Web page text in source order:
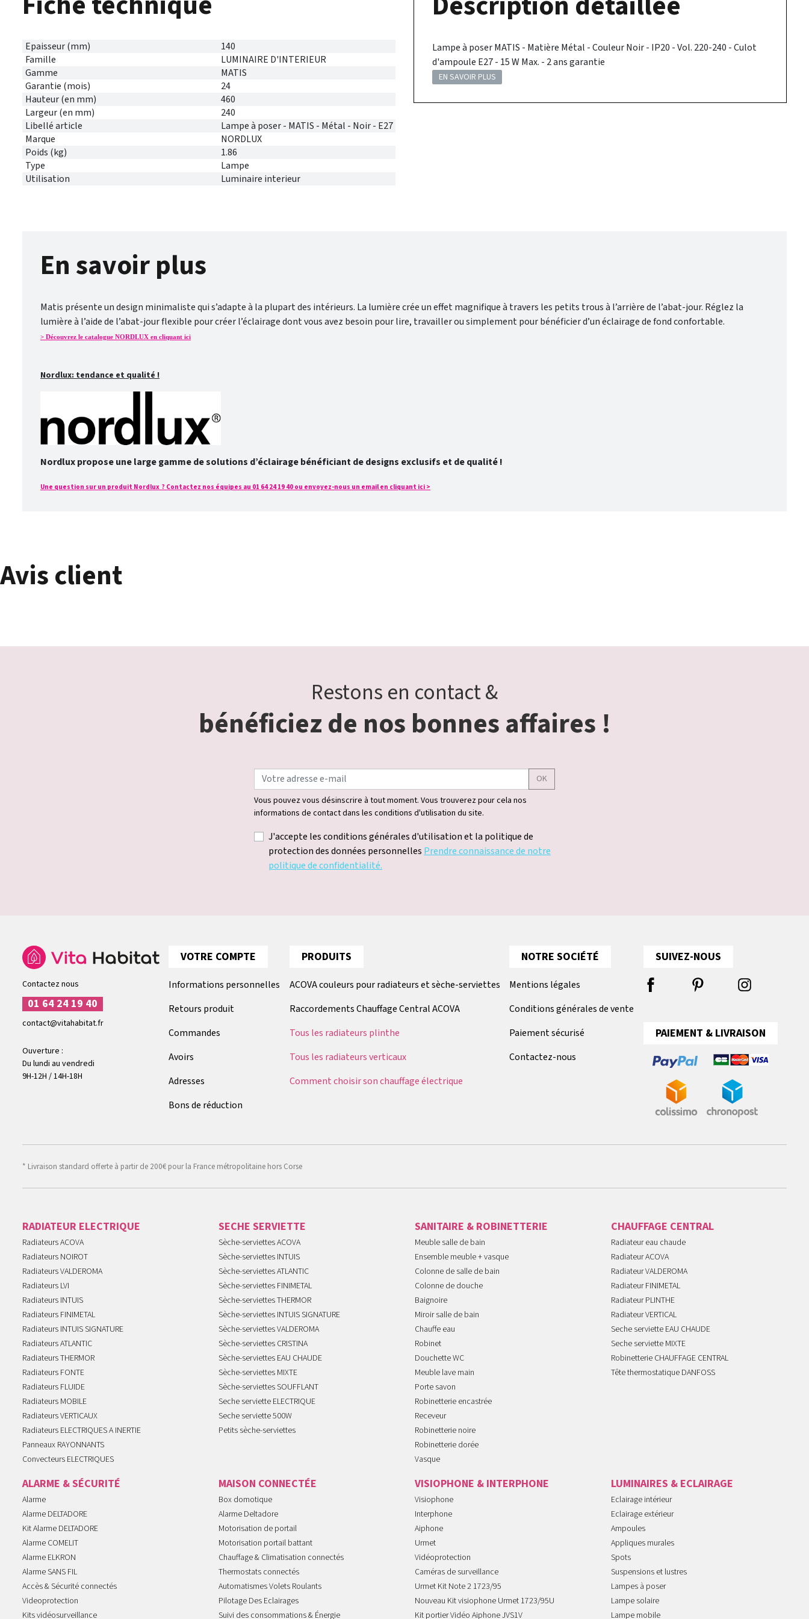
Epaisseur (mm)
140
Famille
LUMINAIRE D'INTERIEUR
Gamme
MATIS
Garantie (mois)
24
Hauteur (en mm)
460
Largeur (en mm)
240
Libellé article
Lampe à poser - MATIS - Métal - Noir - E27
Marque
NORDLUX
Poids (kg)
1.86
Type
Lampe
Utilisation
Luminaire interieur
Lampe à poser MATIS - Matière Métal - Couleur Noir - IP20 - Vol. 220-240 - Culot
d'ampoule E27 - 15 W Max. - 2 ans garantie
EN SAVOIR PLUS
En savoir plus
Matis présente un design minimaliste qui s’adapte à la plupart des intérieurs. La lumière crée un effet magnifique à travers les petits trous à l’arrière de l’abat-jour. Réglez la
lumière à l’aide de l’abat-jour flexible pour créer l’éclairage dont vous avez besoin pour lire, travailler ou simplement pour bénéficier d’un éclairage de fond confortable.
> Découvrez le catalogue NORDLUX en cliquant ici
Nordlux: tendance et qualité !
Nordlux propose une large gamme de solutions d’éclairage bénéficiant de designs exclusifs et de qualité !
Une question sur un produit Nordlux ? Contactez nos équipes au 01 64 24 19 40 ou envoyez-nous un email en cliquant ici >
Avis client
Restons en contact &
bénéficiez de nos bonnes affaires !
OK
Vous pouvez vous désinscrire à tout moment. Vous trouverez pour cela nos
informations de contact dans les conditions d'utilisation du site.
J'accepte les conditions générales d'utilisation et la politique de
protection des données personnelles Prendre connaissance de notre
politique de confidentialité.
Contactez nous
01 64 24 19 40
contact@vitahabitat.fr
Ouverture :
Du lundi au vendredi
9H-12H / 14H-18H
VOTRE COMPTE
Informations personnelles
Retours produit
Commandes
Avoirs
Adresses
Bons de réduction
PRODUITS
ACOVA couleurs pour radiateurs et sèche-serviettes
Raccordements Chauffage Central ACOVA
Tous les radiateurs plinthe
Tous les radiateurs verticaux
Comment choisir son chauffage électrique
NOTRE SOCIÉTÉ
Mentions légales
Conditions générales de vente
Paiement sécurisé
Contactez-nous
SUIVEZ-NOUS
PAIEMENT & LIVRAISON
* Livraison standard offerte à partir de 200€ pour la France métropolitaine hors Corse
RADIATEUR ELECTRIQUE
Radiateurs ACOVA
Radiateurs NOIROT
Radiateurs VALDEROMA
Radiateurs LVI
Radiateurs INTUIS
Radiateurs FINIMETAL
Radiateurs INTUIS SIGNATURE
Radiateurs ATLANTIC
Radiateurs THERMOR
Radiateurs FONTE
Radiateurs FLUIDE
Radiateurs MOBILE
Radiateurs VERTICAUX
Radiateurs ELECTRIQUES A INERTIE
Panneaux RAYONNANTS
Convecteurs ELECTRIQUES
SECHE SERVIETTE
Sèche-serviettes ACOVA
Sèche-serviettes INTUIS
Sèche-serviettes ATLANTIC
Sèche-serviettes FINIMETAL
Sèche-serviettes THERMOR
Sèche-serviettes INTUIS SIGNATURE
Sèche-serviettes VALDEROMA
Sèche-serviettes CRISTINA
Sèche-serviettes EAU CHAUDE
Sèche-serviettes MIXTE
Sèche-serviettes SOUFFLANT
Seche serviette ELECTRIQUE
Seche serviette 500W
Petits sèche-serviettes
SANITAIRE & ROBINETTERIE
Meuble salle de bain
Ensemble meuble + vasque
Colonne de salle de bain
Colonne de douche
Baignoire
Miroir salle de bain
Chauffe eau
Robinet
Douchette WC
Meuble lave main
Porte savon
Robinetterie encastrée
Receveur
Robinetterie noire
Robinetterie dorée
Vasque
CHAUFFAGE CENTRAL
Radiateur eau chaude
Radiateur ACOVA
Radiateur VALDEROMA
Radiateur FINIMETAL
Radiateur PLINTHE
Radiateur VERTICAL
Seche serviette EAU CHAUDE
Seche serviette MIXTE
Robinetterie CHAUFFAGE CENTRAL
Tête thermostatique DANFOSS
ALARME & SÉCURITÉ
Alarme
Alarme DELTADORE
Kit Alarme DELTADORE
Alarme COMELIT
Alarme ELKRON
Alarme SANS FIL
Accès & Sécurité connectés
Videoprotection
Kits vidéosurveillance
MAISON CONNECTÉE
Box domotique
Alarme Deltadore
Motorisation de portail
Motorisation portail battant
Chauffage & Climatisation connectés
Thermostats connectés
Automatismes Volets Roulants
Pilotage Des Eclairages
Suivi des consommations & Énergie
VISIOPHONE & INTERPHONE
Visiophone
Interphone
Aiphone
Urmet
Vidéoprotection
Caméras de surveillance
Urmet Kit Note 2 1723/95
Nouveau Kit visiophone Urmet 1723/95U
Kit portier Vidéo Aiphone JVS1V
LUMINAIRES & ECLAIRAGE
Eclairage intérieur
Eclairage extérieur
Ampoules
Appliques murales
Spots
Suspensions et lustres
Lampes à poser
Lampe solaire
Lampe mobile